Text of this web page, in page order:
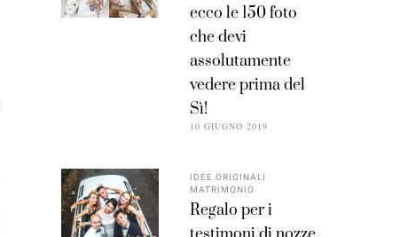
ecco le 150 foto
che devi
assolutamente
vedere prima del
Sì!
10 GIUGNO 2019
IDEE ORIGINALI
MATRIMONIO
Regalo per i